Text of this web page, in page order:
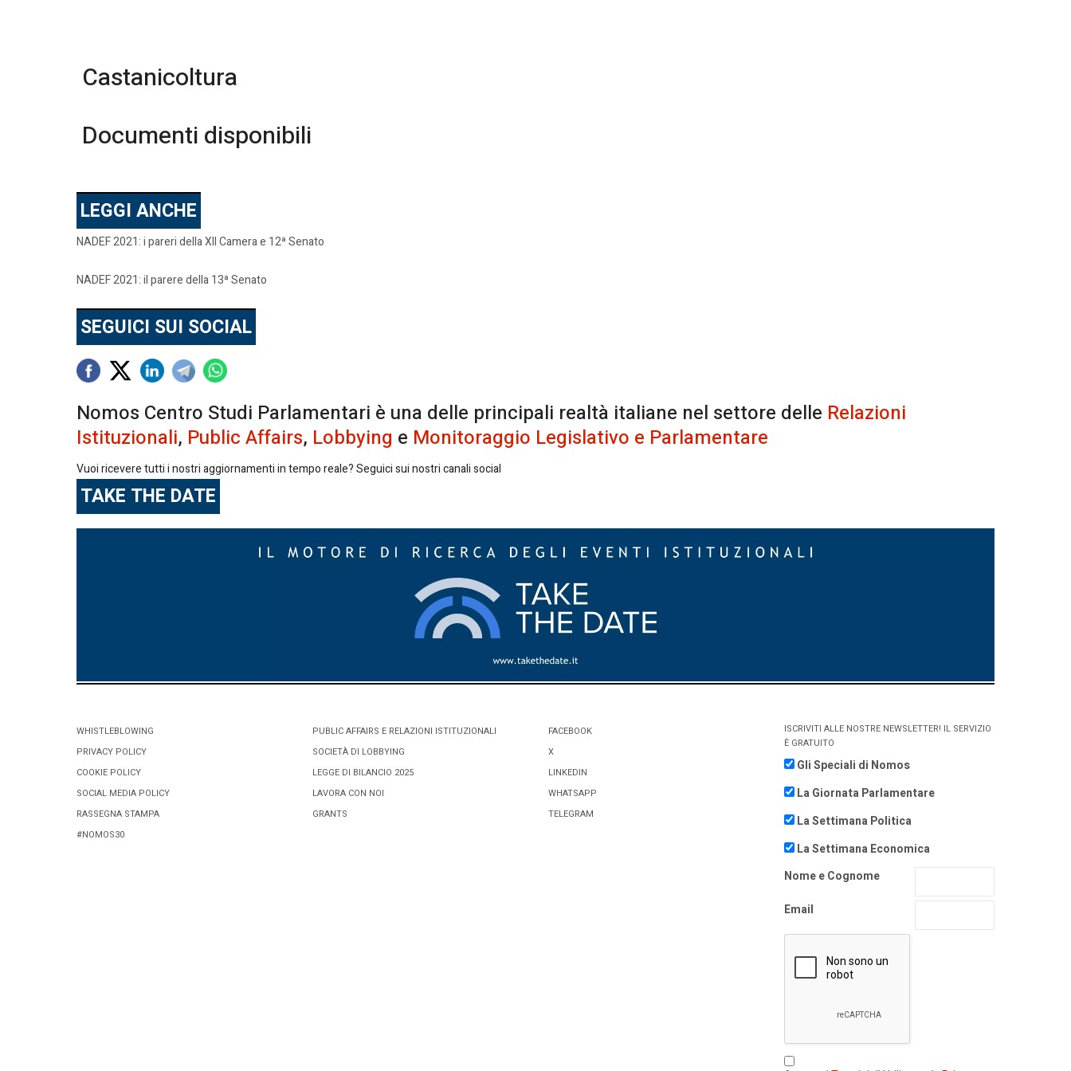
Castanicoltura
Documenti disponibili
LEGGI ANCHE
NADEF 2021: i pareri della XII Camera e 12ª Senato
NADEF 2021: il parere della 13ª Senato
SEGUICI SUI SOCIAL
Nomos Centro Studi Parlamentari è una delle principali realtà italiane nel settore delle Relazioni
Istituzionali, Public Affairs, Lobbying e Monitoraggio Legislativo e Parlamentare
Vuoi ricevere tutti i nostri aggiornamenti in tempo reale? Seguici sui nostri canali social
TAKE THE DATE
WHISTLEBLOWING
PRIVACY POLICY
COOKIE POLICY
SOCIAL MEDIA POLICY
RASSEGNA STAMPA
#NOMOS30
PUBLIC AFFAIRS E RELAZIONI ISTITUZIONALI
SOCIETÀ DI LOBBYING
LEGGE DI BILANCIO 2025
LAVORA CON NOI
GRANTS
FACEBOOK
X
LINKEDIN
WHATSAPP
TELEGRAM
ISCRIVITI ALLE NOSTRE NEWSLETTER! IL SERVIZIO
È GRATUITO
Gli Speciali di Nomos
La Giornata Parlamentare
La Settimana Politica
La Settimana Economica
Nome e Cognome
Email